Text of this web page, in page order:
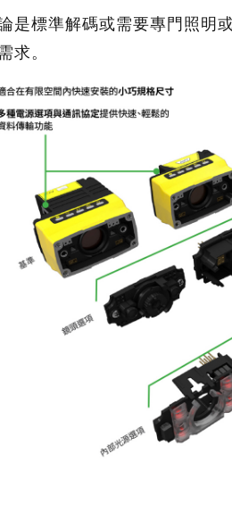
是標準解碼或需要專門照明
求。